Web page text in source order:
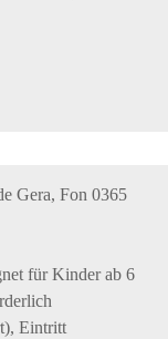
Gera, Fon 0365
für Kinder ab 6
Eintritt